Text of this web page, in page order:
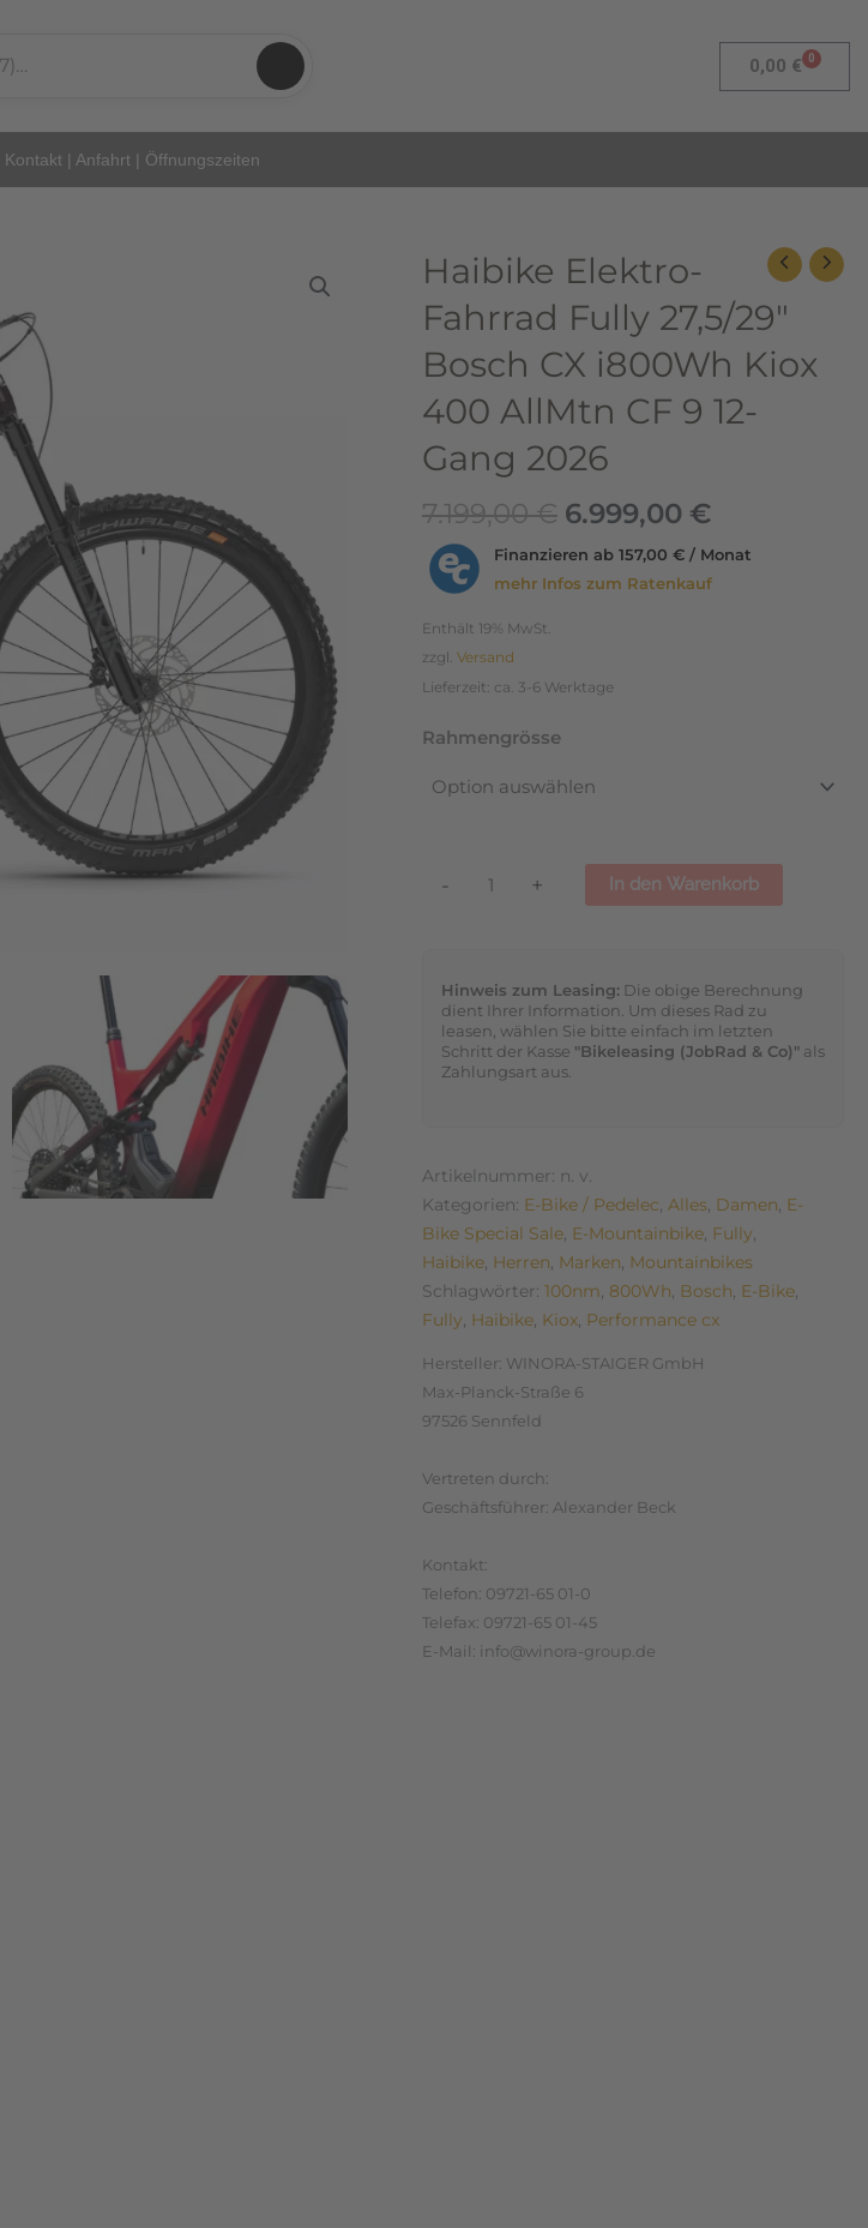
0,00 € 0
Kontakt | Anfahrt | Öffnungszeiten
Haibike Elektro-
Fahrrad Fully 27,5/29″
Bosch CX i800Wh Kiox
400 AllMtn CF 9 12-
Gang 2026
7.199,00€
Ursprünglicher
Preis
war:
7.199,00 €
6.999,00 €
Aktueller
Preis
ist:
6.999,00 €.
Finanzieren ab 157,00 € / Monat
mehr Infos zum Ratenkauf
Enthält 19% MwSt.
zzgl. Versand
Lieferzeit: ca. 3-6 Werktage
Rahmengrösse
-
Haibike
Elektro-
Fahrrad
27,5/29"
Bosch
i800Wh
400
AllMtn
CF
12-
Gang
2026
+ In den Warenkorb
Hinweis zum Leasing: Die obige Berechnung
dient Ihrer Information. Um dieses Rad zu
leasen, wählen Sie bitte einfach im letzten
Schritt der Kasse "Bikeleasing (JobRad & Co)"als
Zahlungsart aus.
Artikelnummer: n. v.
Kategorien: E-Bike / Pedelec, Alles, Damen, E-
Bike Special Sale, E-Mountainbike, Fully,
Haibike, Herren, Marken, Mountainbikes
Schlagwörter: 100nm, 800Wh, Bosch, E-Bike,
Fully, Haibike, Kiox, Performance cx
Hersteller: WINORA-STAIGER GmbH
Max-Planck-Straße 6
97526 Sennfeld
Vertreten durch:
Geschäftsführer: Alexander Beck
Kontakt:
Telefon: 09721-65 01-0
Telefax: 09721-65 01-45
E-Mail: info@winora-group.de